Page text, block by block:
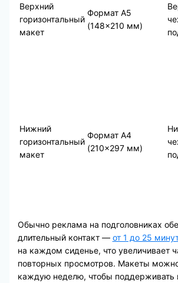
Верхний
горизонтальный
макет
Формат А5
(148×210 мм)
Нижний
горизонтальный
макет
Формат А4
(210×297 мм)
Обычно реклама на подголовниках
длительный контакт — от 1 до 25 минут
на каждом сиденье, что увеличивает
повторных просмотров. Макеты
каждую неделю, чтобы поддерживать